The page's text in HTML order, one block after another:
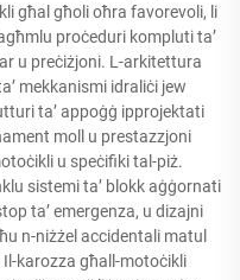
għal għoli oħra favorevoli, li
proċeduri kompluti ta’
u preċiżjoni. L-arkitettura
mekkanismi idraliċi jew
ta’ appoġġ ipprojektati
moll u prestazzjoni
u speċifiki tal-piż.
sistemi ta’ blokk aġġornati
ta’ emergenza, u dizajni
n-niżżel accidentali matul
karozza għall-motoċikli